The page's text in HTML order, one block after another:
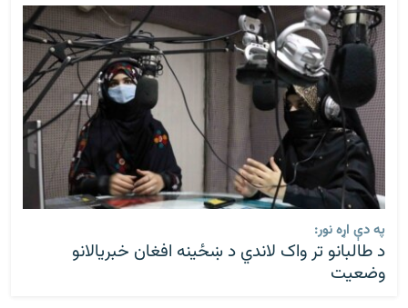
په دې اړه نور:
د طالبانو تر واک لاندي د ښځينه افغان خبریالانو
وضعیت